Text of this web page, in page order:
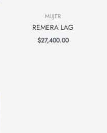
MUJER
REMERA LAG
$27,400.00